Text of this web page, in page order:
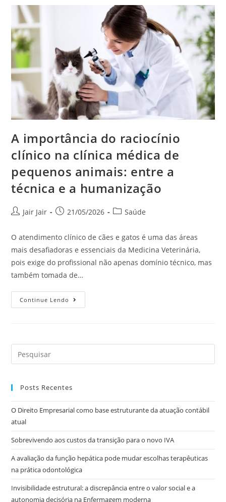
A importância do raciocínio
clínico na clínica médica de
pequenos animais: entre a
técnica e a humanização
Jair Jair 21/05/2026 Saúde
O atendimento clínico de cães e gatos é uma das áreas
mais desafiadoras e essenciais da Medicina Veterinária,
pois exige do profissional não apenas domínio técnico, mas
também tomada de…
Continue Lendo
Posts Recentes
O Direito Empresarial como base estruturante da atuação contábil
atual
Sobrevivendo aos custos da transição para o novo IVA
A avaliação da função hepática pode mudar escolhas terapêuticas
na prática odontológica
Invisibilidade estrutural: a discrepância entre o valor social e a
autonomia decisória na Enfermagem moderna